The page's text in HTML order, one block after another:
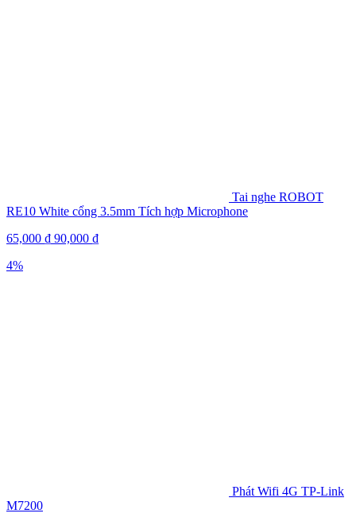
Tai nghe ROBOT
RE10 White cổng 3.5mm Tích hợp Microphone
65,000 ₫ 90,000 ₫
4%
Phát Wifi 4G TP-Link
M7200